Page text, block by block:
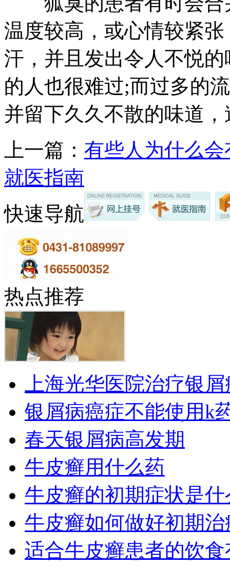
温度较高，或心情较紧
汗，并且发出令人不悦
的人也很难过;而过多的
并留下久久不散的味道
上一篇： 有些人为什么会
就医指南
快速导航
热点推荐
上海光华医院治疗银
银屑病癌症不能使用k
春天银屑病高发期
牛皮癣用什么药
牛皮癣的初期症状是什
牛皮癣如何做好初期治
适合牛皮癣患者的饮食